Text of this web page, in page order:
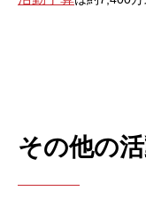
その他の